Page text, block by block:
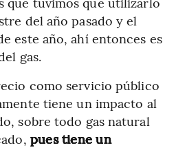
del año pasado y el
este año, ahí entonces es
gas.
como servicio público
tiene un impacto al
sobre todo gas natural
pues tiene un